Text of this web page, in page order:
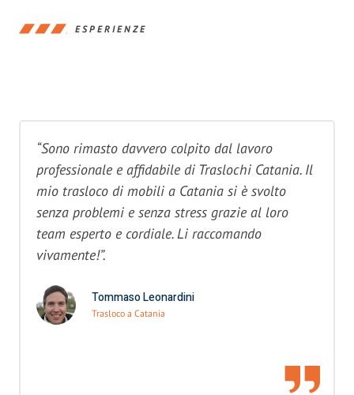
ESPERIENZE
“Sono rimasto davvero colpito dal lavoro
professionale e affidabile di Traslochi Catania. Il
mio trasloco di mobili a Catania si è svolto
senza problemi e senza stress grazie al loro
team esperto e cordiale. Li raccomando
vivamente!”.
Tommaso Leonardini
Trasloco a Catania